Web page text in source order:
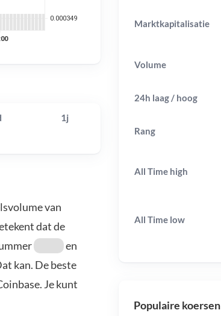
1j
van
dat de
en
kan. De beste
Je kunt
Marktkapitalisatie
Volume
24h laag / hoog
Rang
All Time high
All Time low
Populaire koersen